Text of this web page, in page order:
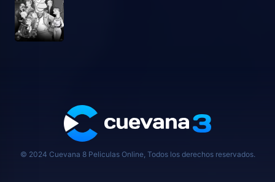
© 2024 Cuevana 8 Peliculas Online, Todos los derechos reservados.